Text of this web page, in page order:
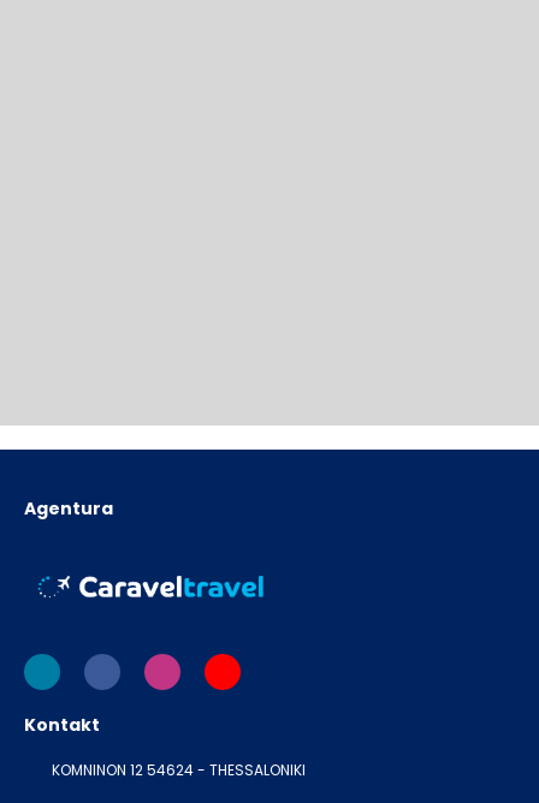
Agentura
Kontakt
KOMNINON 12 54624 - THESSALONIKI